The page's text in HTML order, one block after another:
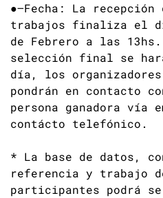
●—Fecha: La recepción
trabajos finaliza el
de Febrero a las
selección final se
día, los
pondrán en contacto
persona ganadora vía
contácto telefónico.
* La base de datos,
referencia y trabajo
participantes podrá